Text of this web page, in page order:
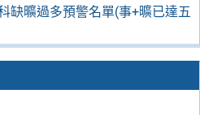
缺曠過多預警名單(事+曠已達五